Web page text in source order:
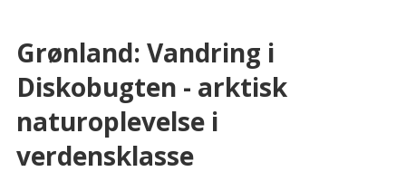
Grønland: Vandring i
Diskobugten - arktisk
naturoplevelse i
verdensklasse